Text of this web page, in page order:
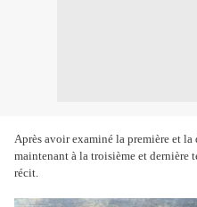
Après avoir examiné la première et
maintenant à la troisième et
récit.